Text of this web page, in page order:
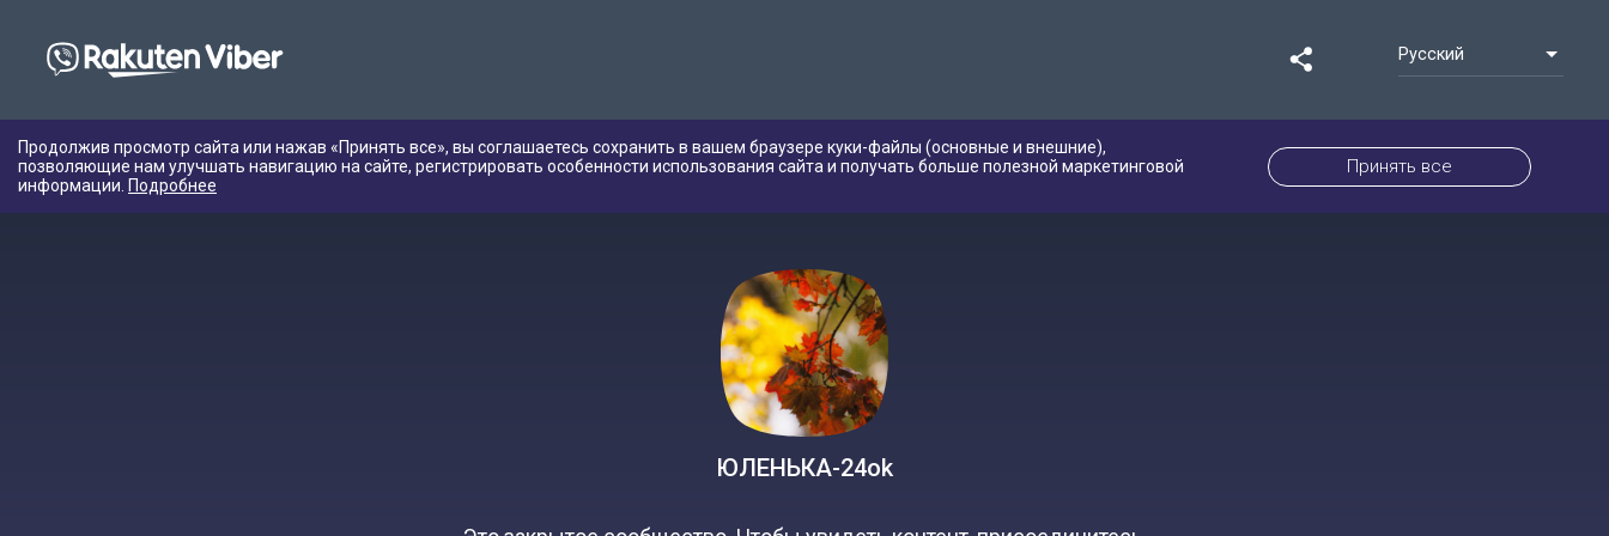
Русский
Продолжив просмотр сайта или нажав «Принять все», вы соглашаетесь сохранить в вашем браузере куки-файлы (основные и внешние),
позволяющие нам улучшать навигацию на сайте, регистрировать особенности использования сайта и получать больше полезной маркетинговой
информации. Подробнее
Принять все
ЮЛЕНЬКА-24ok